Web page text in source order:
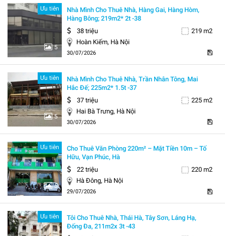
5
Ưu tiên
Nhà Mình Cho Thuê Nhà, Hàng Gai, Hàng Hòm,
Hàng Bông; 219m2* 2t -38
38 triệu
219 m2
Hoàn Kiếm, Hà Nội
30/07/2026
5
Ưu tiên
Nhà Mình Cho Thuê Nhà, Trần Nhân Tông, Mai
Hắc Đế; 225m2* 1.5t -37
37 triệu
225 m2
Hai Bà Trưng, Hà Nội
30/07/2026
5
Ưu tiên
Cho Thuê Văn Phòng 220m² – Mặt Tiền 10m – Tố
Hữu, Vạn Phúc, Hà
22 triệu
220 m2
Hà Đông, Hà Nội
29/07/2026
Ưu tiên
Tôi Cho Thuê Nhà, Thái Hà, Tây Sơn, Láng Hạ,
Đống Đa, 211m2x 3t -43